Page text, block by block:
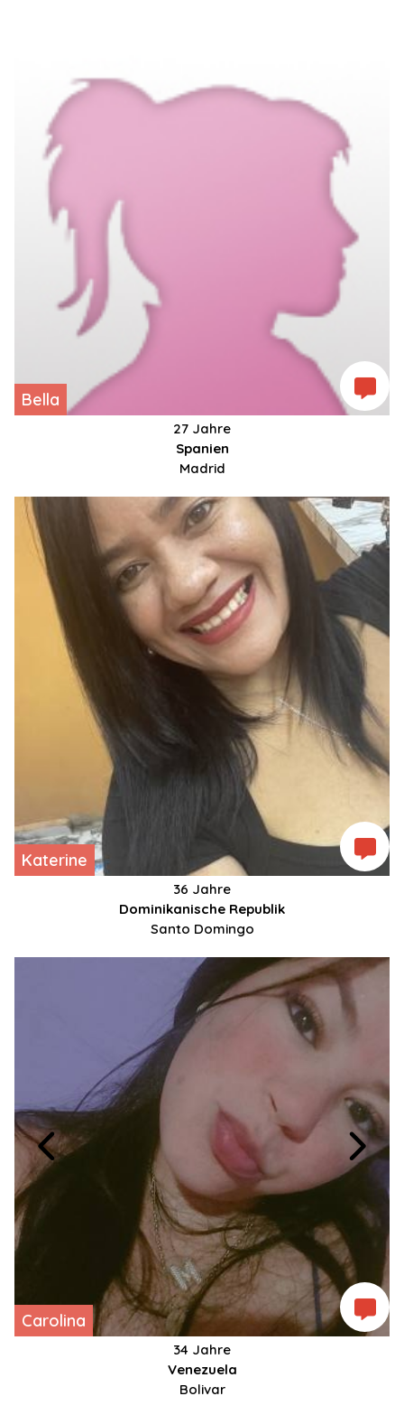
Bella
27 Jahre
Spanien
Madrid
Katerine
36 Jahre
Dominikanische Republik
Santo Domingo
Carolina
34 Jahre
Venezuela
Bolivar